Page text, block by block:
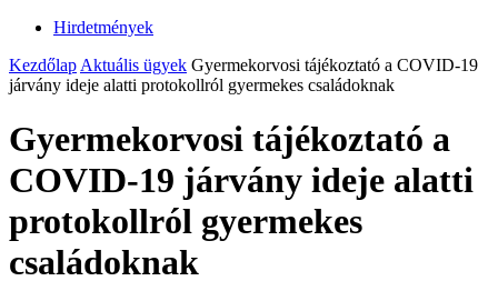
Hirdetmények
Kezdőlap Aktuális ügyek Gyermekorvosi tájékoztató a COVID-19
járvány ideje alatti protokollról gyermekes családoknak
Gyermekorvosi tájékoztató a
COVID-19 járvány ideje alatti
protokollról gyermekes
családoknak